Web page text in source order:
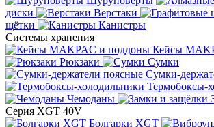
диски
Верстаки
щётки
Канистры
Системы хранения
Кейсы
Рюкзаки
Сумки
Сумки-
Термобоксы-
Чемоданы
Серия XGT 40V
Болгарки XGT